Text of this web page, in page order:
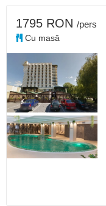
1795 RON /pers
Cu masă